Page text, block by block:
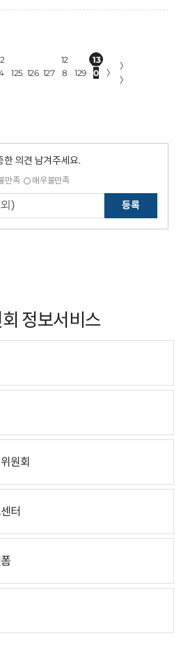
125 126 127
12
8
129
13
0
〉
〉
〉
의견 남겨주세요.
만족 매우불만족
등록
정보서비스
원회
터